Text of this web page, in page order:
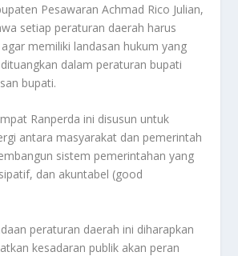
Pesawaran Achmad Rico Julian,
setiap peraturan daerah harus
memiliki landasan hukum yang
dalam peraturan bupati
bupati.
Ranperda ini disusun untuk
antara masyarakat dan pemerintah
sistem pemerintahan yang
dan akuntabel (good
peraturan daerah ini diharapkan
kesadaran publik akan peran